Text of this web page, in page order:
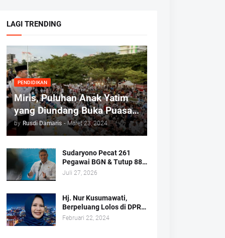
LAGI TRENDING
PENDIDIKAN
Miris, Puluhan Anak Yatim
yang Diundang Buka Puasa
Bersama Tidak Dapat Jatah
Makan dan Infaq
by Rusdi Damaris - Maret 23, 2024
Sudaryono Pecat 261
Pegawai BGN & Tutup 883
Dapur MBG
Juli 27, 2026
Hj. Nur Kusumawati,
Berpeluang Lolos di DPRD
Kota Makassar Mewakili
Februari 22, 2024